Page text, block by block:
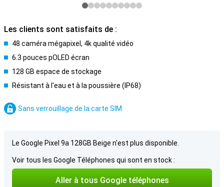
Les clients sont satisfaits de :
48 caméra mégapixel, 4k qualité vidéo
6.3 pouces pOLED écran
128 GB espace de stockage
Résistant à l'eau et à la poussière (IP68)
Sans verrouillage de la carte SIM
Le Google Pixel 9a 128GB Beige n'est plus disponible.
Voir tous les Google Téléphones qui sont en stock :
Aller à tous Google téléphones